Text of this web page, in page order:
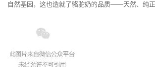
自然基因，这也造就了骆驼奶的品质——天然、纯正